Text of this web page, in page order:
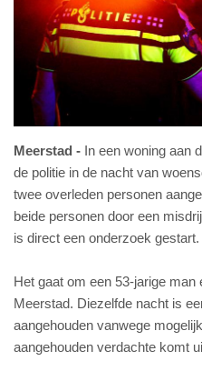
Meerstad
In een woning aan
de politie in de nacht van
twee overleden personen
beide personen door een
is direct een onderzoek gestart.
Het gaat om een 53-jarige man
Meerstad. Diezelfde nacht is
aangehouden vanwege
aangehouden verdachte komt